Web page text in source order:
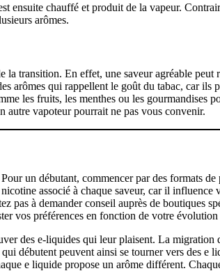
chauffé et produit de la vapeur.
arômes.
la transition. En effet, une saveur agréable peut
arômes qui rappellent le goût du tabac, car ils
les fruits, les menthes ou les gourmandises
autre vapoteur pourrait ne pas vous convenir.
un débutant, commencer par des formats
associé à chaque saveur, car il influence
pas à demander conseil auprès de boutiques
vos préférences en fonction de votre évolution
des e-liquides qui leur plaisent. La migration
débutent peuvent ainsi se tourner vers des e
e liquide propose un arôme différent.